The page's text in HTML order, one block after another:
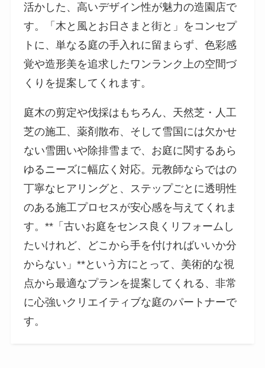
活かした、高いデザイン性が魅力の造園店で
す。「木と風とお日さまと街と」をコンセプ
トに、単なる庭の手入れに留まらず、色彩感
覚や造形美を追求したワンランク上の空間づ
くりを提案してくれます。
庭木の剪定や伐採はもちろん、天然芝・人工
芝の施工、薬剤散布、そして雪国には欠かせ
ない雪囲いや除排雪まで、お庭に関するあら
ゆるニーズに幅広く対応。元教師ならではの
丁寧なヒアリングと、ステップごとに透明性
のある施工プロセスが安心感を与えてくれま
す。**「古いお庭をセンス良くリフォームし
たいけれど、どこから手を付ければいいか分
からない」**という方にとって、美術的な視
点から最適なプランを提案してくれる、非常
に心強いクリエイティブな庭のパートナーで
す。